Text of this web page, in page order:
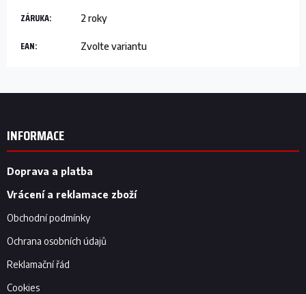
ZÁRUKA: 2 roky
EAN: Zvolte variantu
Z
INFORMACE
Doprava a platba
Vrácení a reklamace zboží
Obchodní podmínky
Ochrana osobních údajů
Reklamační řád
Cookies